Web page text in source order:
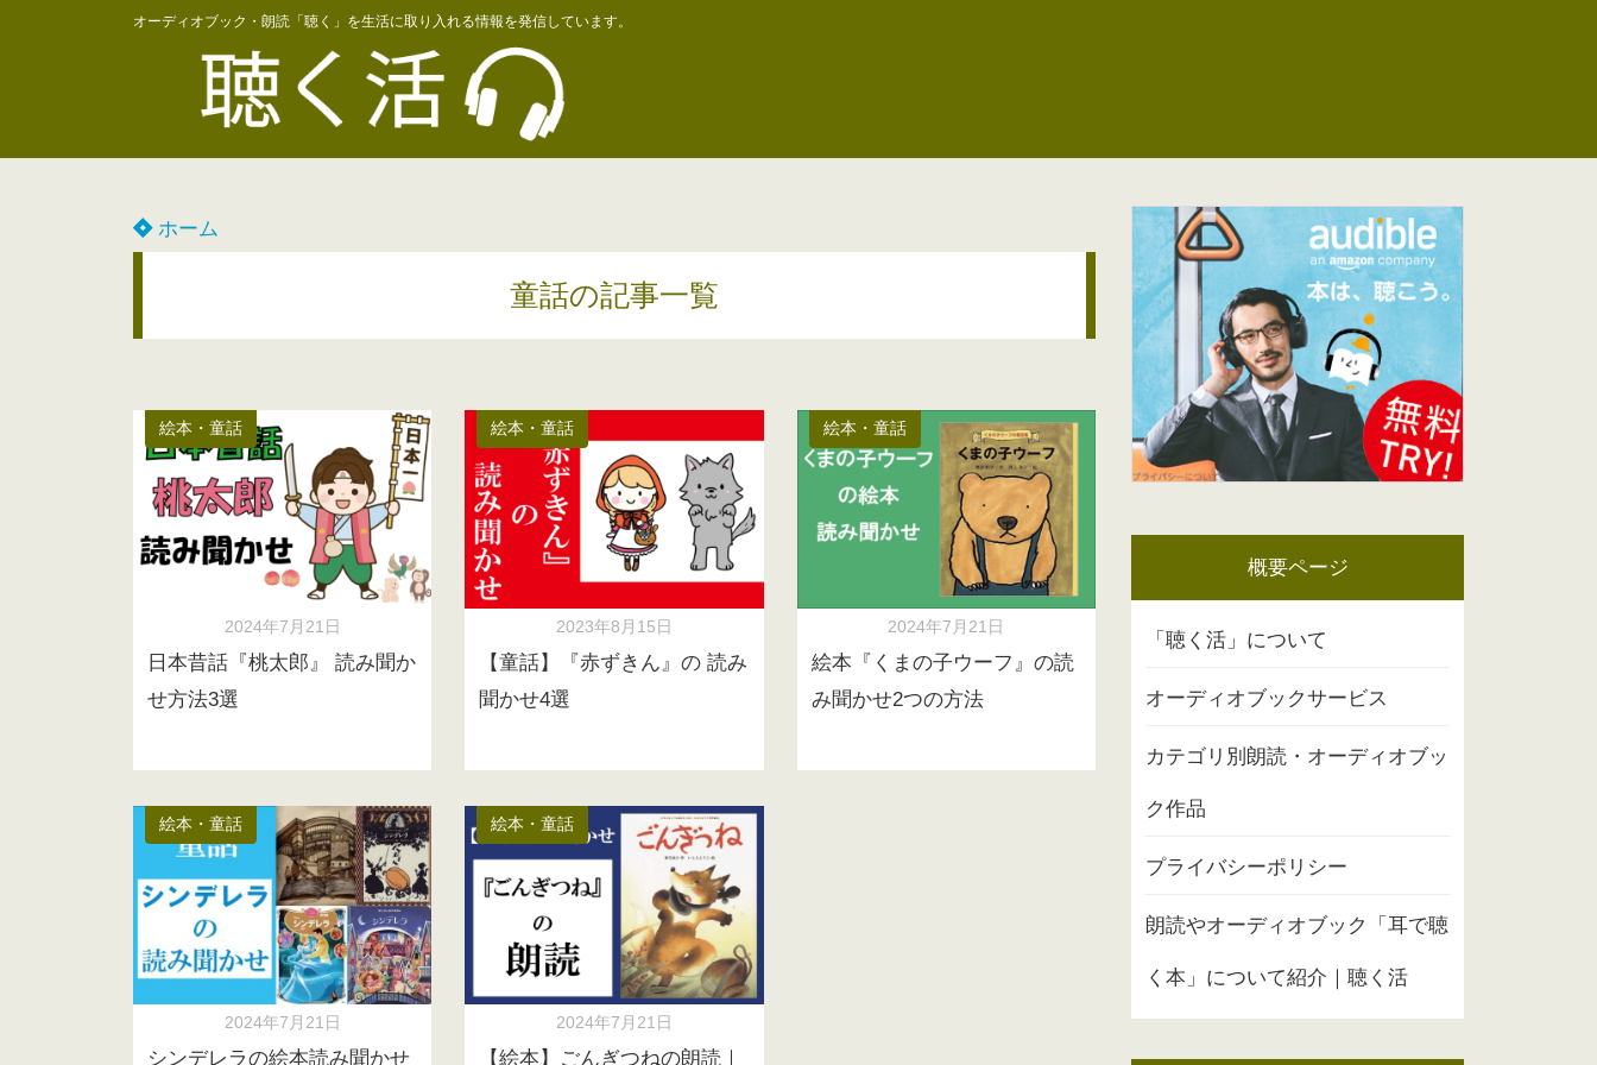
オーディオブック・朗読「聴く」を生活に取り入れる情報を発信しています。
ホーム
童話の記事一覧
絵本・童話
2024年7月21日
日本昔話『桃太郎』 読み聞か
せ方法3選
絵本・童話
2023年8月15日
【童話】『赤ずきん』の 読み
聞かせ4選
絵本・童話
2024年7月21日
絵本『くまの子ウーフ』の読
み聞かせ2つの方法
絵本・童話
2024年7月21日
シンデレラの絵本読み聞かせ
絵本・童話
2024年7月21日
【絵本】ごんぎつねの朗読｜
概要ページ
「聴く活」について
オーディオブックサービス
カテゴリ別朗読・オーディオブッ
ク作品
プライバシーポリシー
朗読やオーディオブック「耳で聴
く本」について紹介｜聴く活